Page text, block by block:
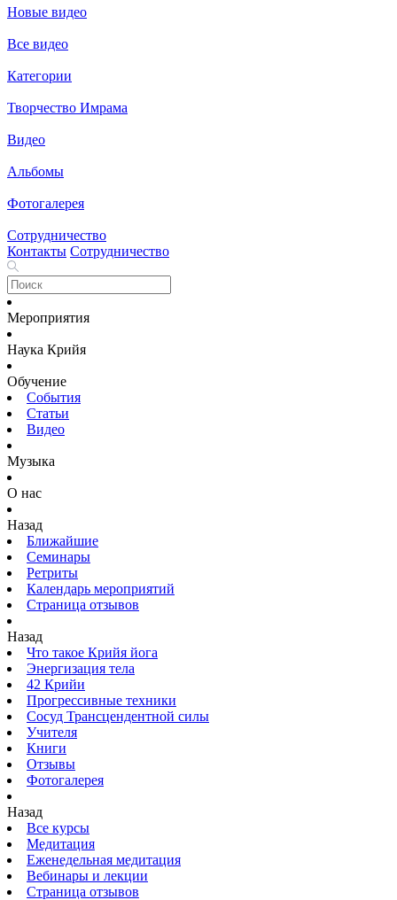
Новые видео
Все видео
Категории
Творчество Имрама
Видео
Альбомы
Фотогалерея
Сотрудничество
Контакты Сотрудничество
Мероприятия
Наука Крийя
Обучение
События
Статьи
Видео
Музыка
О нас
Назад
Ближайшие
Семинары
Ретриты
Календарь мероприятий
Страница отзывов
Назад
Что такое Крийя йога
Энергизация тела
42 Крийи
Прогрессивные техники
Сосуд Трансцендентной силы
Учителя
Книги
Отзывы
Фотогалерея
Назад
Все курсы
Медитация
Еженедельная медитация
Вебинары и лекции
Страница отзывов